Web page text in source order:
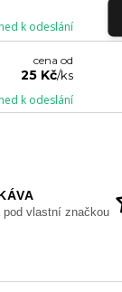
k odeslání
cena od
25 Kč/ks
k odeslání
pod vlastní značkou